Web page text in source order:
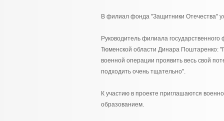
В филиал фонда "Защитники Отечества"
Руководитель филиала
Тюменской области Динара Поштаренко:
военной операции проявить весь свой
подходить очень тщательно".
К участию в проекте приглашаются
образованием.